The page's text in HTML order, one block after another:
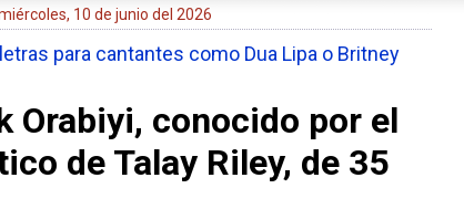
10 de junio del 2026
para cantantes como Dua Lipa o Britney
Orabiyi, conocido por el
de Talay Riley, de 35